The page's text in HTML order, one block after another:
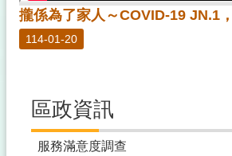
114-01-20
區政資訊
服務滿意度調查